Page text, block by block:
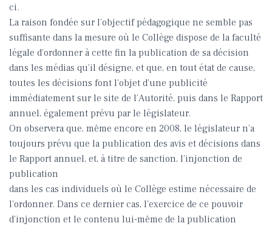
ci.
La raison fondée sur l’objectif pédagogique ne semble pas
suffisante dans la mesure où le Collège dispose de la faculté
légale d’ordonner à cette fin la publication de sa décision
dans les médias qu’il désigne, et que, en tout état de cause,
toutes les décisions font l’objet d’une publicité
immédiatement sur le site de l’Autorité, puis dans le Rapport
annuel, également prévu par le législateur.
On observera que, même encore en 2008, le législateur n’a
toujours prévu que la publication des avis et décisions dans
le Rapport annuel, et, à titre de sanction, l’injonction de
publication
dans les cas individuels où le Collège estime nécessaire de
l’ordonner. Dans ce dernier cas, l’exercice de ce pouvoir
d’injonction et le contenu lui-même de la publication